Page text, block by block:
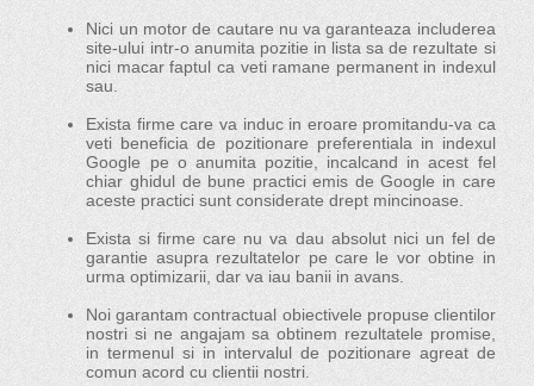
Nici un motor de cautare nu va garanteaza includerea
site-ului intr-o anumita pozitie in lista sa de rezultate si
nici macar faptul ca veti ramane permanent in indexul
sau.
Exista firme care va induc in eroare promitandu-va ca
veti beneficia de pozitionare preferentiala in indexul
Google pe o anumita pozitie, incalcand in acest fel
chiar ghidul de bune practici emis de Google in care
aceste practici sunt considerate drept mincinoase.
Exista si firme care nu va dau absolut nici un fel de
garantie asupra rezultatelor pe care le vor obtine in
urma optimizarii, dar va iau banii in avans.
Noi garantam contractual obiectivele propuse clientilor
nostri si ne angajam sa obtinem rezultatele promise,
in termenul si in intervalul de pozitionare agreat de
comun acord cu clientii nostri.